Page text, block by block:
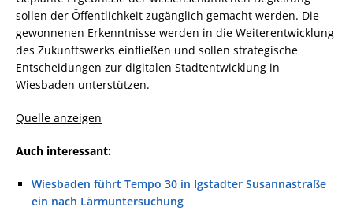
sollen der Öffentlichkeit zugänglich gemacht werden. Die
gewonnenen Erkenntnisse werden in die Weiterentwicklung
des Zukunftswerks einfließen und sollen strategische
Entscheidungen zur digitalen Stadtentwicklung in
Wiesbaden unterstützen.
Quelle anzeigen
Auch interessant:
Wiesbaden führt Tempo 30 in Igstadter Susannastraße
ein nach Lärmuntersuchung